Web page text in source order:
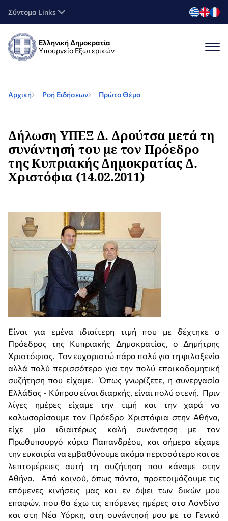
Σύντομα Links
Ελληνική Δημοκρατία
Υπουργείο Εξωτερικών
Αρχική Ροή Ειδήσεων Πρώτο Θέμα
Δήλωση ΥΠΕΞ Δ. Δρούτσα μετά τη
συνάντησή του με τον Πρόεδρο
της Κυπριακής Δημοκρατίας Δ.
Χριστόφια (14.02.2011)
Είναι για εμένα ιδιαίτερη τιμή που με δέχτηκε ο
Πρόεδρος της Κυπριακής Δημοκρατίας, ο Δημήτρης
Χριστόφιας. Τον ευχαριστώ πάρα πολύ για τη φιλοξενία
αλλά πολύ περισσότερο για την πολύ εποικοδομητική
συζήτηση που είχαμε. Όπως γνωρίζετε, η συνεργασία
Ελλάδας - Κύπρου είναι διαρκής, είναι πολύ στενή. Πριν
λίγες ημέρες είχαμε την τιμή και την χαρά να
καλωσορίσουμε τον Πρόεδρο Χριστόφια στην Αθήνα,
είχε μία ιδιαιτέρως καλή συνάντηση με τον
Πρωθυπουργό κύριο Παπανδρέου, και σήμερα είχαμε
την ευκαιρία να εμβαθύνουμε ακόμα περισσότερο και σε
λεπτομέρειες αυτή τη συζήτηση που κάναμε στην
Αθήνα. Από κοινού, όπως πάντα, προετοιμάζουμε τις
επόμενες κινήσεις μας και εν όψει των δικών μου
επαφών, που θα έχω τις επόμενες ημέρες στο Λονδίνο
και στη Νέα Υόρκη, στη συνάντησή μου με το Γενικό